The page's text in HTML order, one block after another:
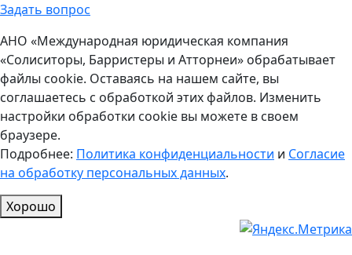
Задать вопрос
АНО «Международная юридическая компания
«Солиситоры, Барристеры и Атторнеи» обрабатывает
файлы cookie. Оставаясь на нашем сайте, вы
соглашаетесь с обработкой этих файлов. Изменить
настройки обработки cookie вы можете в своем
браузере.
Подробнее: Политика конфиденциальности и Согласие
на обработку персональных данных.
Хорошо